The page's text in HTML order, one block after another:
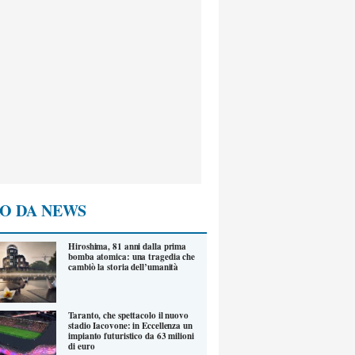
DA NEWS
Hiroshima, 81 anni dalla prima
bomba atomica: una tragedia che
cambiò la storia dell’umanità
Taranto, che spettacolo il nuovo
stadio Iacovone: in Eccellenza un
impianto futuristico da 63 milioni
di euro